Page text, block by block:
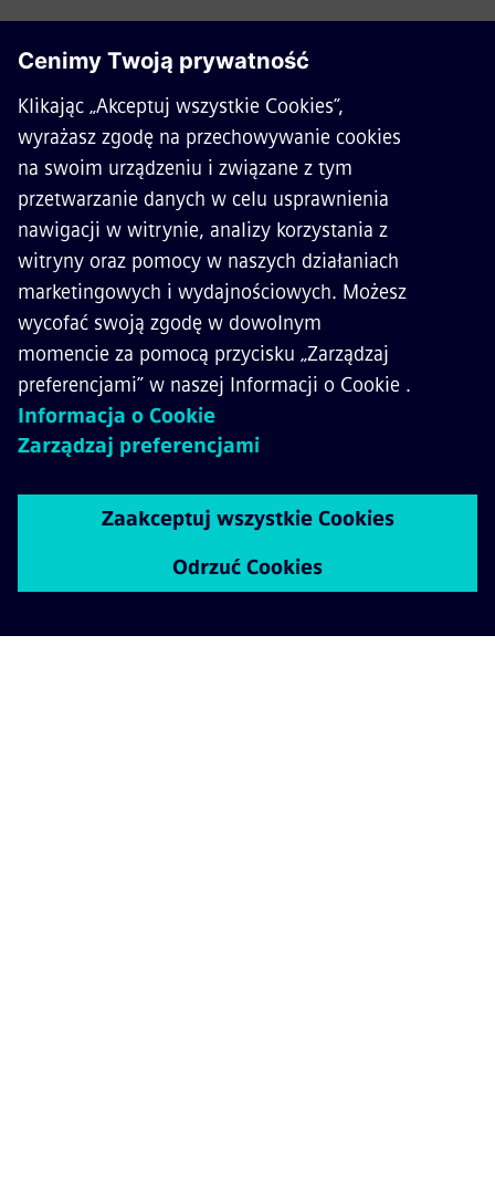
Nowa, modułowa obudowa na urządzenia
MEH)
Złącza wtykowe, wykorzystywane do
wykonania obudów kablowych i sprzętowych,
przystosowane do technologii plug and play
Po przeprowadzonych w szerokim zakresie
badaniach bezpieczeństwa firma Network
Rail uzyskała atesty dla ponad 20
produktów